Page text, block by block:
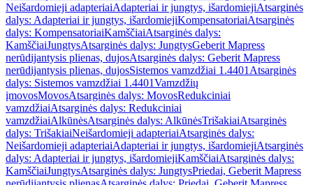
Neišardomieji adapteriaiAdapteriai ir jungtys, išardomiejiAtsarginės
dalys: Adapteriai ir jungtys, išardomiejiKompensatoriaiAtsarginės
dalys: KompensatoriaiKamščiaiAtsarginės dalys:
KamščiaiJungtysAtsarginės dalys: JungtysGeberit Mapress
nerūdijantysis plienas, dujosAtsarginės dalys: Geberit Mapress
nerūdijantysis plienas, dujosSistemos vamzdžiai 1.4401 Atsarginės
dalys: Sistemos vamzdžiai 1.4401Vamzdžių
įmovosMovosAtsarginės dalys: MovosRedukciniai
vamzdžiaiAtsarginės dalys: Redukciniai
vamzdžiaiAlkūnėsAtsarginės dalys: AlkūnėsTrišakiaiAtsarginės
dalys: TrišakiaiNeišardomieji adapteriaiAtsarginės dalys:
Neišardomieji adapteriaiAdapteriai ir jungtys, išardomiejiAtsarginės
dalys: Adapteriai ir jungtys, išardomiejiKamščiaiAtsarginės dalys:
KamščiaiJungtysAtsarginės dalys: JungtysPriedai, Geberit Mapress